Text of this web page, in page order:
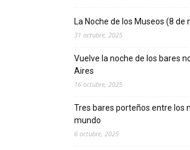
La Noche de los Museos (8 de
31 octubre, 2025
Vuelve la noche de los bares
Aires
16 octubre, 2025
Tres bares porteños entre los
mundo
6 octubre, 2025